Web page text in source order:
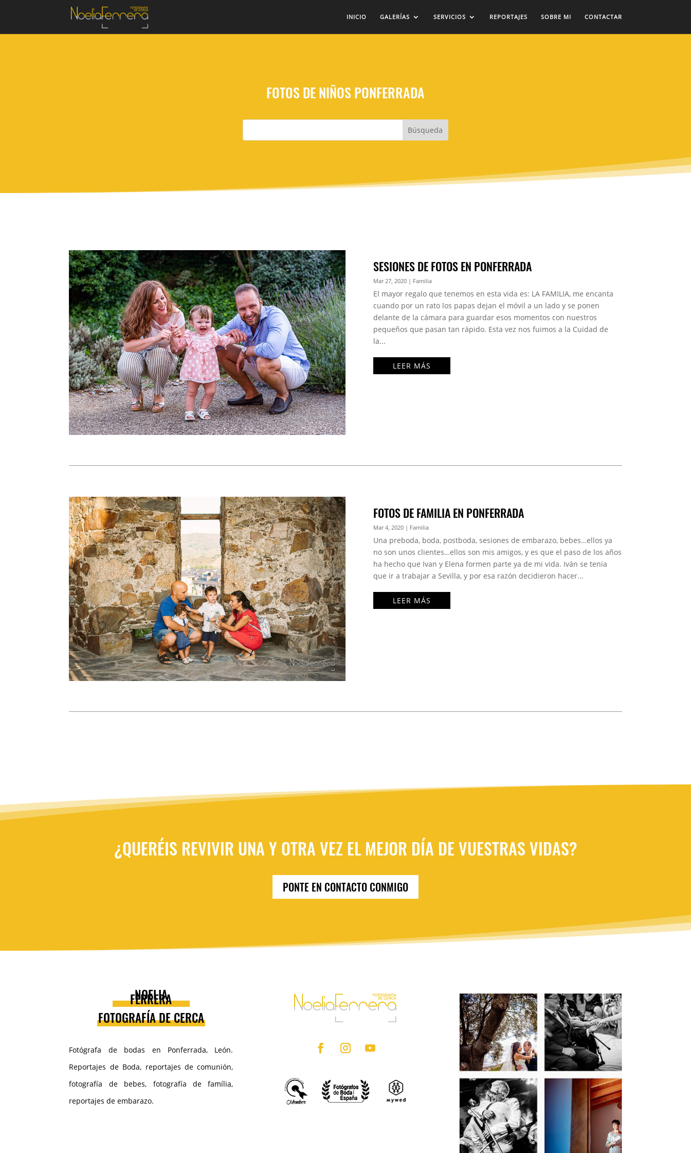
INICIO GALERÍAS SERVICIOS REPORTAJES SOBRE MI CONTACTAR
FOTOS DE NIÑOS PONFERRADA
SESIONES DE FOTOS EN PONFERRADA
Mar 27, 2020| Familia
El mayor regalo que tenemos en esta vida es: LA FAMILIA, me encanta
cuando por un rato los papas dejan el móvil a un lado y se ponen
delante de la cámara para guardar esos momentos con nuestros
pequeños que pasan tan rápido. Esta vez nos fuimos a la Cuidad de
la...
LEER MÁS
FOTOS DE FAMILIA EN PONFERRADA
Mar 4, 2020| Familia
Una preboda, boda, postboda, sesiones de embarazo, bebes…ellos ya
no son unos clientes…ellos son mis amigos, y es que el paso de los años
ha hecho que Ivan y Elena formen parte ya de mi vida. Iván se tenia
que ir a trabajar a Sevilla, y por esa razón decidieron hacer...
LEER MÁS
¿QUERÉIS REVIVIR UNA Y OTRA VEZ EL MEJOR DÍA DE VUESTRAS VIDAS?
PONTE EN CONTACTO CONMIGO
NOELIA
FERRERA
FOTOGRAFÍA DE CERCA
Fotógrafa de bodas en Ponferrada, León.
Reportajes de Boda, reportajes de comunión,
fotografía de bebes, fotografía de família,
reportajes de embarazo.